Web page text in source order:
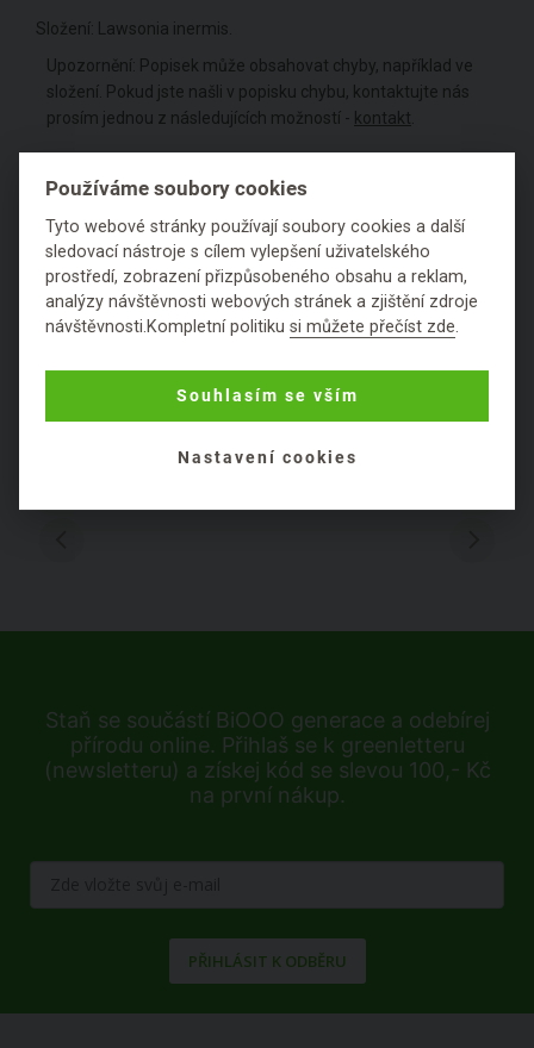
Složení: Lawsonia inermis.
Upozornění: Popisek může obsahovat chyby, například ve
složení. Pokud jste našli v popisku chybu, kontaktujte nás
prosím jednou z následujících možností - kontakt
Barva:červená ,měděná
Z blogu 5
Hodnocení
Staň se součástí BiOOO generace a odebírej
přírodu online. Přihlaš se k greenletteru
(newsletteru) a získej kód se slevou 100,- Kč
na první nákup.
PŘIHLÁSIT K ODBĚRU
Používáme soubory cookies
Tyto webové stránky používají soubory cookies a další
sledovací nástroje s cílem vylepšení uživatelského
prostředí, zobrazení přizpůsobeného obsahu a reklam,
analýzy návštěvnosti webových stránek a zjištění zdroje
návštěvnosti.Kompletní politikusi můžete přečíst zde.
Souhlasím se vším
Nastavení cookies